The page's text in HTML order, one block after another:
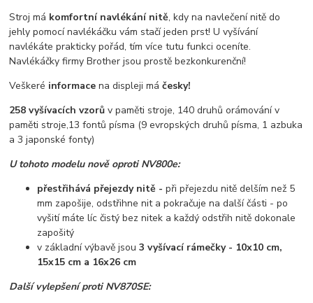
Stroj má komfortní navlékání nitě, kdy na navlečení nitě do
jehly pomocí navlékáčku vám stačí jeden prst! U vyšívání
navlékáte prakticky pořád, tím více tutu funkci oceníte.
Navlékáčky firmy Brother jsou prostě bezkonkurenční!
Veškeré informacena displeji máčesky!
258 vyšívacích vzorů v paměti stroje, 140 druhů orámování v
paměti stroje,13 fontů písma (9 evropských druhů písma, 1 azbuka
a 3 japonské fonty)
U tohoto modelu nově oproti NV800e:
přestřihává přejezdy nitě -při přejezdu nitě delším než 5
mm zapošije, odstřihne nit a pokračuje na další části - po
vyšití máte líc čistý bez nitek a každý odstřih nitě dokonale
zapošitý
v základní výbavě jsou3 vyšívací rámečky - 10x10 cm,
15x15 cm a 16x26 cm
Další vylepšení proti NV870SE: